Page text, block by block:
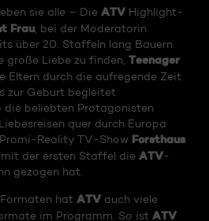
sie alle – Die ATV Highlight-
Frau , bei der Moderatorin
über 20. Staffeln lang Bauern
große Liebe zu finden, Teenager
Eltern durch die aufregende Zeit
zur Geburt begleitet
beliebten Protagonisten
quer durch Europa
Reality TV-Show Forsthaus
mit der ersten Staffel die ATV-
gezogen hat.
hat ATV auch viele
im Programm. So ist ATV